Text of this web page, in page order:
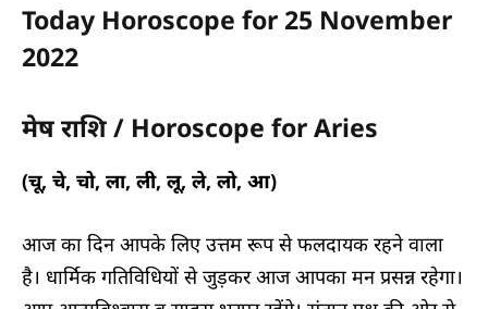
Today Horoscope for 25 November
2022
मेष राशि / Horoscope for Aries
(चू, चे, चो, ला, ली, लू, ले, लो, आ)
आज का दिन आपके लिए उत्तम रूप से फलदायक रहने वाला
है। धार्मिक गतिविधियों से जुड़कर आज आपका मन प्रसन्न रहेगा।